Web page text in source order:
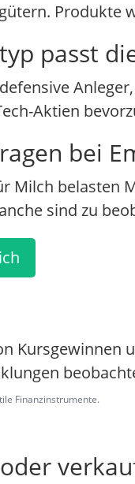
Produkte
passt
Aktien
bei
Milch belasten
sind zu
Kursgewinnen
Finanzinstrumente.